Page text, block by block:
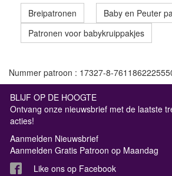
Breipatronen
Baby en Peuter
Patronen voor babykruippakjes
Nummer patroon : 17327-8-
BLIJF OP DE HOOGTE
Ontvang onze nieuwsbrief met de laatste
acties!
Aanmelden Nieuwsbrief
Aanmelden Gratis Patroon op Maandag
Like ons op Facebook